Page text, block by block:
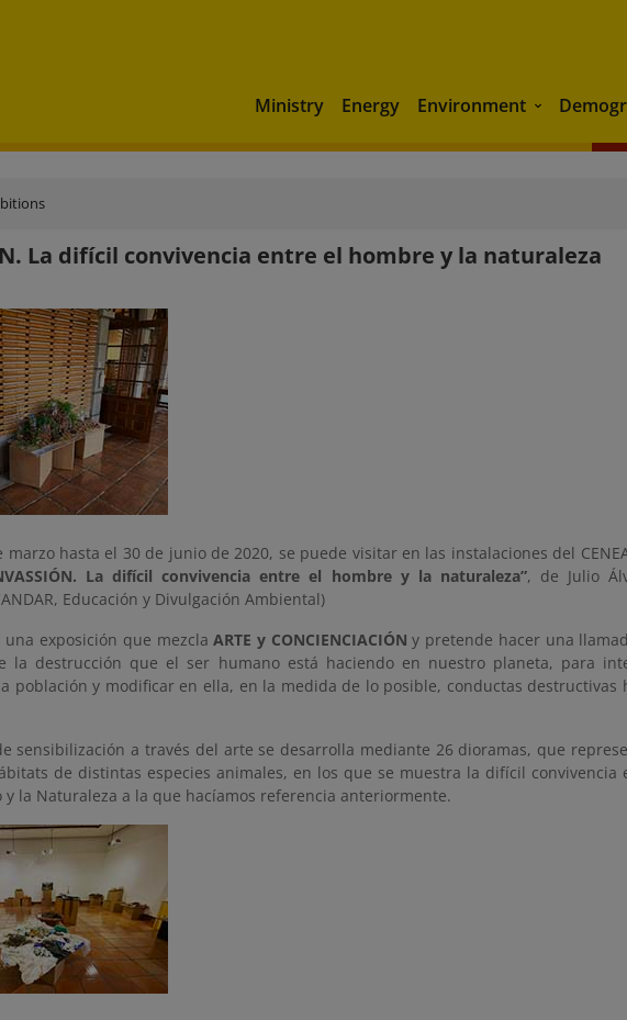
Ministry Energy Environment
La difícil convivencia entre el hombre y la naturaleza
marzo hasta el 30 de junio de 2020, se puede visitar en las instalaciones del
La difícil convivencia entre el hombre y la naturaleza”, de Julio
Educación y Divulgación Ambiental)
una exposición que mezclaARTE y CONCIENCIACIÓN y pretende hacer una
la destrucción que el ser humano está haciendo en nuestro planeta, para
población y modificar en ella, en la medida de lo posible, conductas destructivas
sensibilización a través del arte se desarrolla mediante 26 dioramas, que
de distintas especies animales, en los que se muestra la difícil convivencia
y la Naturaleza a la que hacíamos referencia anteriormente.